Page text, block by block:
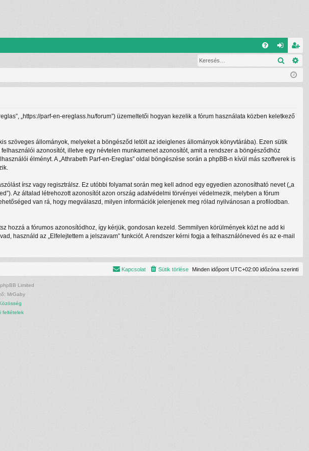
el eg
is
„https://parf-en-ereglass.hu/forum”) üzemeltetői hogyan kezelik a fórum használata közben keletkező
szöveges állományok, melyeket a böngésződ letölt az ideiglenes állományok könyvtárába). Ezen sütik
azonosítót, illetve egy névtelen munkamenet azonosítót, amit a rendszer a böngésződhöz
élményt. A „Athrabeth Parf-en-Ereglas” oldal böngészése során a phpBB-n kívül más szoftverek is
írsz vagy regisztrálsz. Ez utóbbi folyamat során meg kell adnod egy egyedien azonosítható nevet („a
Az általad létrehozott azonosítót azon ország adatvédelmi törvényei védelmezik, melyben a fórum
van rá, hogy megválaszd, milyen információk jelenjenek meg rólad nyilvánosan a profilodban.
a fórumos azonosítódhoz, így kérjük, gondosan kezeld. Semmilyen körülmények közt ne add ki
használd az „Elfelejtettem a jelszavam” funkciót. A rendszer kérni fogja a felhasználóneved és az e-mail
Minden időpont UTC+02:00 időzóna szerinti
Sütik törlése
Kapcsolat
Limited
MrGaby
feltételek